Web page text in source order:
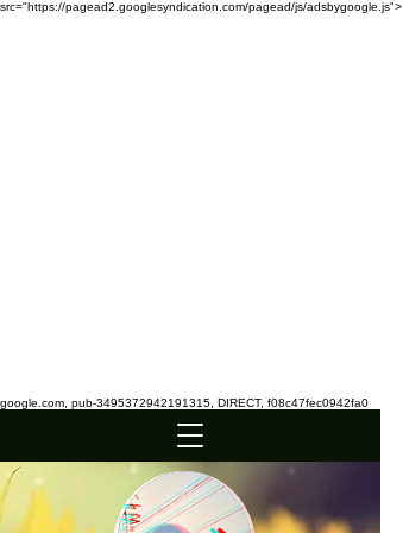
src="https://pagead2.googlesyndication.com/pagead/js/adsbygoogle.js">
google.com, pub-3495372942191315, DIRECT, f08c47fec0942fa0